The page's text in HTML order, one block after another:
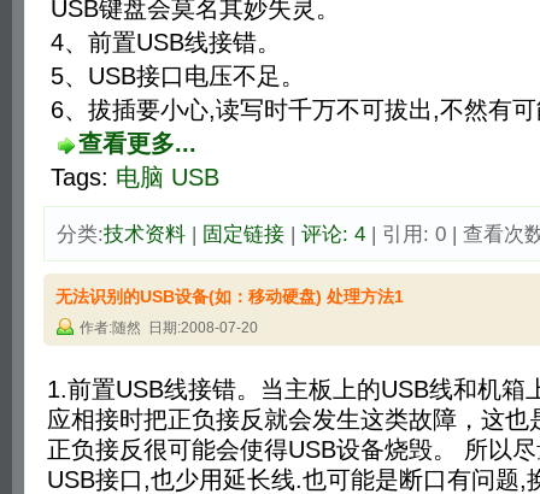
USB键盘会莫名其妙失灵。
4、前置USB线接错。
5、USB接口电压不足。
6、拔插要小心,读写时千万不可拔出,不然有
查看更多...
Tags: 电脑 USB
分类:技术资料| 固定链接| 评论: 4| 引用: 0 | 查看次
无法识别的USB设备(如：移动硬盘) 处理方法1
作者:随然 日期:2008-07-20
1.前置USB线接错。当主板上的USB线和机箱
应相接时把正负接反就会发生这类故障，这也
正负接反很可能会使得USB设备烧毁。 所以
USB接口,也少用延长线.也可能是断口有问题,